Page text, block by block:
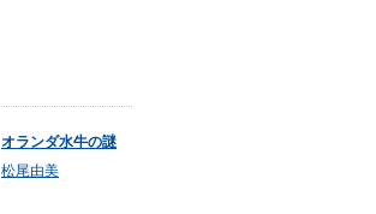
オランダ水牛の謎
松尾由美